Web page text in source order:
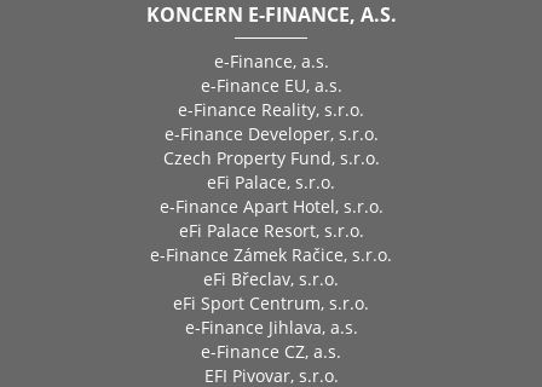
KONCERN E-FINANCE, A.S.
e-Finance, a.s.
e-Finance EU, a.s.
e-Finance Reality, s.r.o.
e-Finance Developer, s.r.o.
Czech Property Fund, s.r.o.
eFi Palace, s.r.o.
e-Finance Apart Hotel, s.r.o.
eFi Palace Resort, s.r.o.
e-Finance Zámek Račice, s.r.o.
eFi Břeclav, s.r.o.
eFi Sport Centrum, s.r.o.
e-Finance Jihlava, a.s.
e-Finance CZ, a.s.
EFI Pivovar, s.r.o.